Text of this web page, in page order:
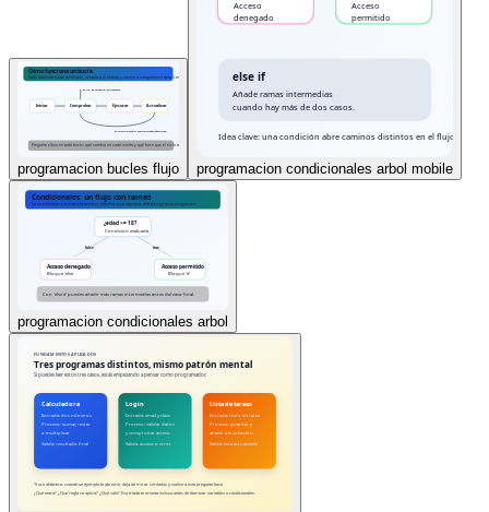
programacion bucles flujo programacion condicionales arbol mobile
programacion condicionales arbol